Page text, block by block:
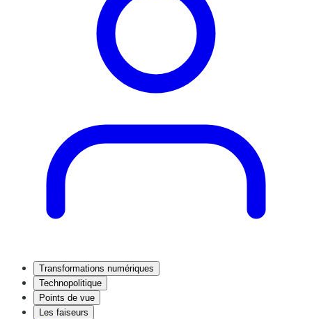
Transformations numériques
Technopolitique
Points de vue
Les faiseurs